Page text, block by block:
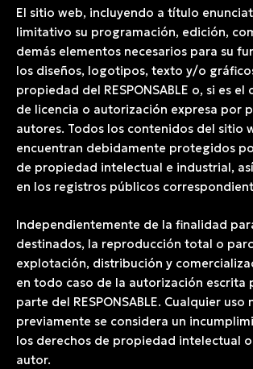
El sitio web, incluyendo a título
limitativo su programación, edición,
demás elementos necesarios para su
los diseños, logotipos, texto y/o
propiedad del RESPONSABLE o, si es el
de licencia o autorización expresa por
autores. Todos los contenidos del sitio
encuentran debidamente protegidos
de propiedad intelectual e industrial,
en los registros públicos
Independientemente de la finalidad
destinados, la reproducción total o
explotación, distribución y
en todo caso de la autorización escrita
parte del RESPONSABLE. Cualquier
previamente se considera un
los derechos de propiedad intelectual
autor.